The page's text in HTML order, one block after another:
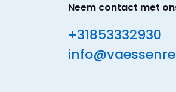
Neem contact met
+31853332930